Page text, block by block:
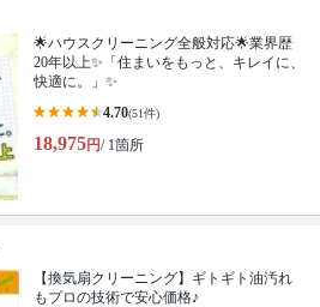
🌟ハウスクリーニング全般対応🌟業界歴
20年以上✨「住まいをもっと、キレイに、
快適に。」✨
4.70(51件)
18,975円/ 1箇所
【換気扇クリーニング】ギトギト油汚れ
もプロの技術で安心価格♪